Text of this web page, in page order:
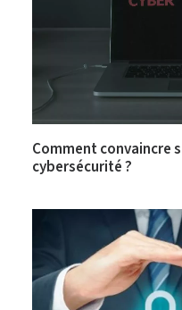
Comment convaincre
cybersécurité ?